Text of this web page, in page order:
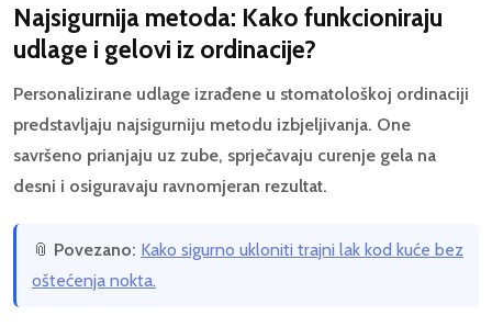
Najsigurnija metoda: Kako funkcioniraju
udlage i gelovi iz ordinacije?
Personalizirane udlage izrađene u stomatološkoj ordinaciji
predstavljaju najsigurniju metodu izbjeljivanja. One
savršeno prianjaju uz zube, sprječavaju curenje gela na
desni i osiguravaju ravnomjeran rezultat.
📎 Povezano: Kako sigurno ukloniti trajni lak kod kuće bez
oštećenja nokta.